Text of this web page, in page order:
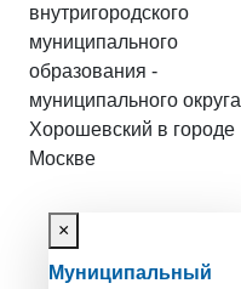
внутригородского
муниципального
образования -
муниципального округа
Хорошевский в городе
Москве
×
Муниципальный